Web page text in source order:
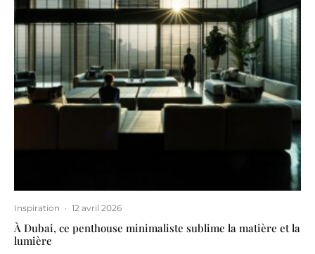
Inspiration · 12 avril 2026
À Dubai, ce penthouse minimaliste sublime la matière et la
lumière